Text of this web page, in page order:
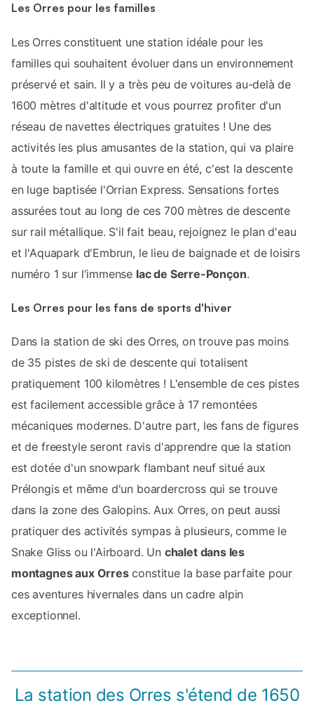
Les Orres pour les familles
Les Orres constituent une station idéale pour les
familles qui souhaitent évoluer dans un environnement
préservé et sain. Il y a très peu de voitures au-delà de
1600 mètres d'altitude et vous pourrez profiter d'un
réseau de navettes électriques gratuites ! Une des
activités les plus amusantes de la station, qui va plaire
à toute la famille et qui ouvre en été, c'est la descente
en luge baptisée l'Orrian Express. Sensations fortes
assurées tout au long de ces 700 mètres de descente
sur rail métallique. S'il fait beau, rejoignez le plan d'eau
et l'Aquapark d'Embrun, le lieu de baignade et de loisirs
numéro 1 sur l'immense lac de Serre-Ponçon.
Les Orres pour les fans de sports d'hiver
Dans la station de ski des Orres, on trouve pas moins
de 35 pistes de ski de descente qui totalisent
pratiquement 100 kilomètres ! L'ensemble de ces pistes
est facilement accessible grâce à 17 remontées
mécaniques modernes. D'autre part, les fans de figures
et de freestyle seront ravis d'apprendre que la station
est dotée d'un snowpark flambant neuf situé aux
Prélongis et même d'un boardercross qui se trouve
dans la zone des Galopins. Aux Orres, on peut aussi
pratiquer des activités sympas à plusieurs, comme le
Snake Gliss ou l'Airboard. Un chalet dans les
montagnes aux Orresconstitue la base parfaite pour
ces aventures hivernales dans un cadre alpin
exceptionnel.
La station des Orres s'étend de 1650